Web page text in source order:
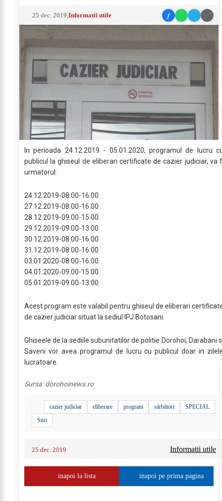
25 dec. 2019 ,Informatii utile f
In perioada 24.12.2019 - 05.01.2020, programul de lucru
publicul la ghiseul de eliberari certificate de cazier judiciar, va
urmatorul:
24.12.2019-08.00-16.00
27.12.2019-08.00-16.00
28.12.2019-09.00-15.00
29.12.2019-09.00-13.00
30.12.2019-08.00-16.00
31.12.2019-08.00-16.00
03.01.2020-08.00-16.00
04.01.2020-09.00-15.00
05.01.2019-09.00-13.00
Acest program este valabil pentru ghiseul de eliberari
de cazier judiciar situat la sediul IPJ Botosani.
Ghiseele de la sediile subunitatilor de politie Dorohoi, Darabani
Saveni vor avea programul de lucru cu publicul doar in
lucratoare.
Sursa:dorohoinews.ro
cazier judiciar eliberare program sărbători
SPECIAL
Stiri
25 dec. 2019 Informatii utile
inapoi la lista inapoi pe prima pagina